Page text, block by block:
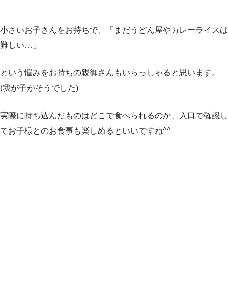
小さいお子さんをお持ちで、「まだうどん屋やカレーライスは
難しい…」
という悩みをお持ちの親御さんもいらっしゃると思います。
(我が子がそうでした)
実際に持ち込んだものはどこで食べられるのか、入口で確認し
てお子様とのお食事も楽しめるといいですね^^